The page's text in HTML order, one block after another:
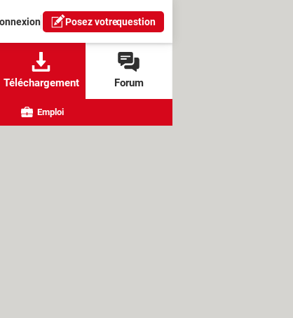
Posez votrequestion
Téléchargement Forum
Emploi